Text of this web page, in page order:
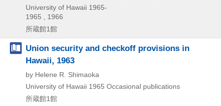
University of Hawaii 1965-
1965 , 1966
所蔵館1館
Union security and checkoff provisions in
Hawaii, 1963
by Helene R. Shimaoka
University of Hawaii 1965 Occasional publications
所蔵館1館